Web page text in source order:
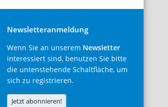
Newsletteranmeldung
Wenn Sie an unserem Newsletter
interessiert sind, benutzen Sie bitte
die untenstehende Schaltfläche, um
sich zu registrieren.
Jetzt abonnieren!